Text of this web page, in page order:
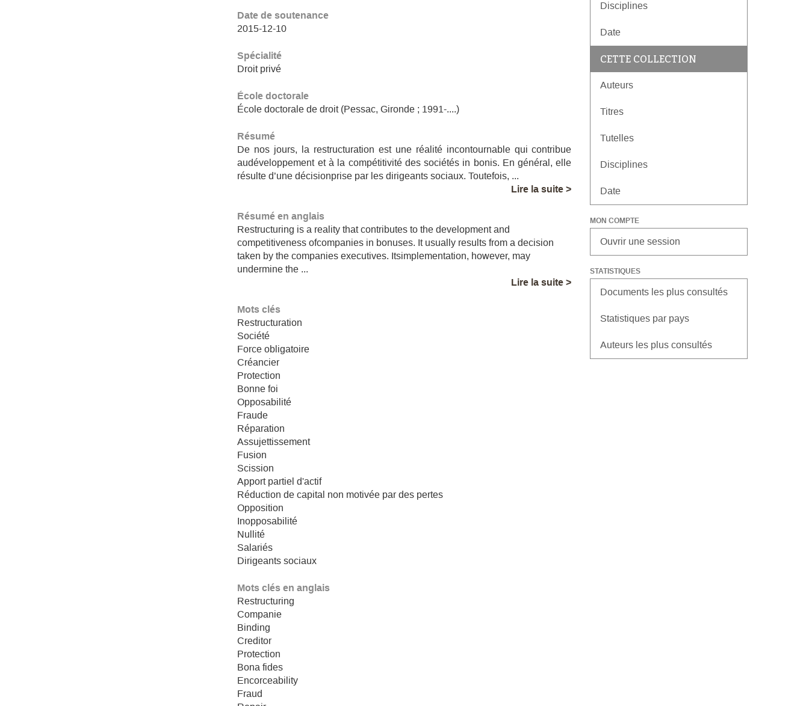
Date de soutenance
2015-12-10
Spécialité
Droit privé
École doctorale
École doctorale de droit (Pessac, Gironde ; 1991-....)
Résumé
De nos jours, la restructuration est une réalité incontournable qui contribue
audéveloppement et à la compétitivité des sociétés in bonis. En général, elle
résulte d’une décisionprise par les dirigeants sociaux. Toutefois, ...
Lire la suite >
Résumé en anglais
Restructuring is a reality that contributes to the development and
competitiveness ofcompanies in bonuses. It usually results from a decision
taken by the companies executives. Itsimplementation, however, may
undermine the ...
Lire la suite >
Mots clés
Restructuration
Société
Force obligatoire
Créancier
Protection
Bonne foi
Opposabilité
Fraude
Réparation
Assujettissement
Fusion
Scission
Apport partiel d'actif
Réduction de capital non motivée par des pertes
Opposition
Inopposabilité
Nullité
Salariés
Dirigeants sociaux
Mots clés en anglais
Restructuring
Companie
Binding
Creditor
Protection
Bona fides
Encorceability
Fraud
Disciplines
Date
CETTE COLLECTION
Auteurs
Titres
Tutelles
Disciplines
Date
MON COMPTE
Ouvrir une session
STATISTIQUES
Documents les plus consultés
Statistiques par pays
Auteurs les plus consultés